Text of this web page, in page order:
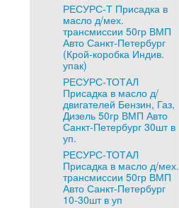
РЕСУРС-Т Присадка в
масло д/мех.
трансмиссии 50гр ВМП
Авто Санкт-Петербург
(Крой-коробка Индив.
упак)
РЕСУРС-ТОТАЛ
Присадка в масло д/
двигателей Бензин, Газ,
Дизель 50гр ВМП Авто
Санкт-Петербург 30шт в
уп.
РЕСУРС-ТОТАЛ
Присадка в масло д/мех.
трансмиссии 50гр ВМП
Авто Санкт-Петербург
10-30шт в уп